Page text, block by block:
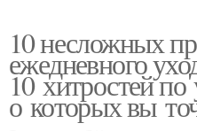
10 несложных
ежедневного
10 хитростей по
о которых вы